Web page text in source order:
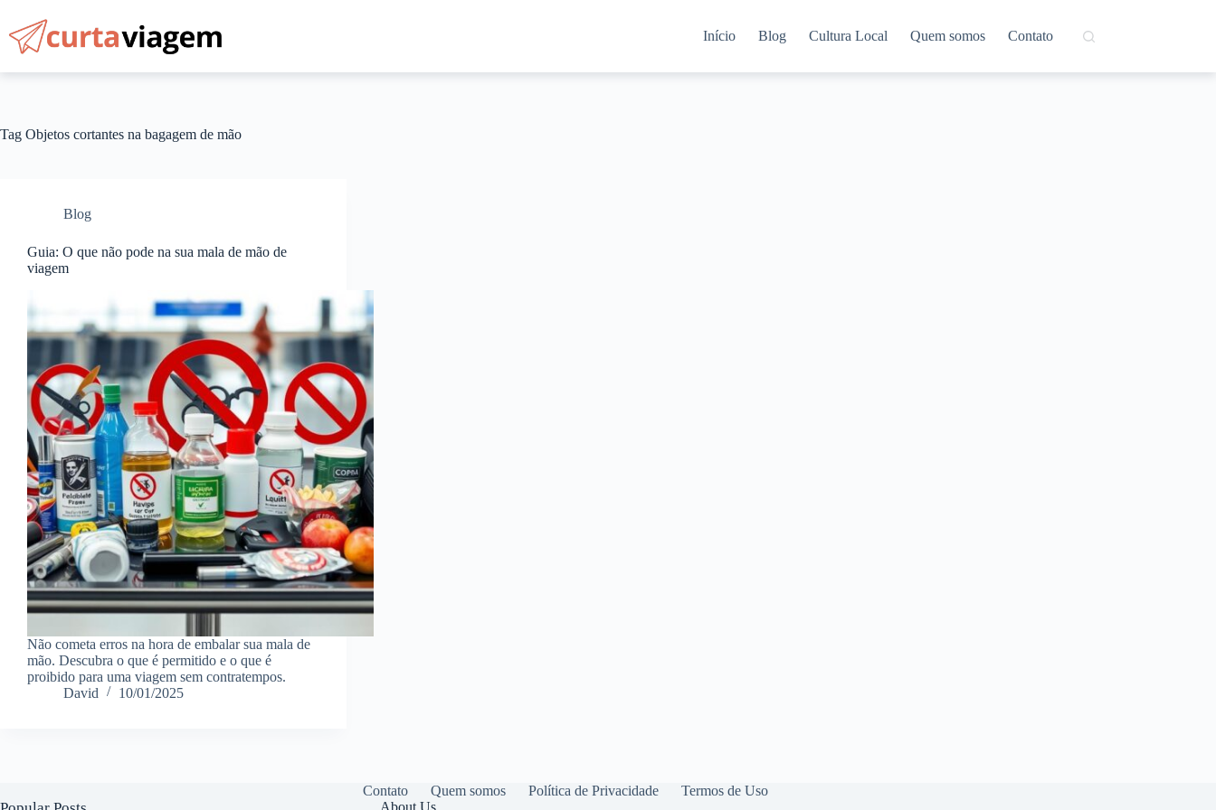
conteúdo
Início Blog Cultura Local Quem somos Contato
Tag Objetos cortantes na bagagem de mão
Blog
Guia: O que não pode na sua mala de mão de
viagem
Não cometa erros na hora de embalar sua mala de
mão. Descubra o que é permitido e o que é
proibido para uma viagem sem contratempos.
David
10/01/2025
Contato Quem somos Política de Privacidade Termos de Uso